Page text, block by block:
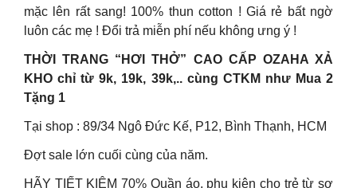
mặc lên rất sang! 100% thun cotton ! Giá rẻ bất ngờ
luôn các mẹ ! Đổi trả miễn phí nếu không ưng ý !
THỜI TRANG “HƠI THỞ” CAO CẤP OZAHA XẢ
KHO chỉ từ 9k, 19k, 39k,.. cùng CTKM như Mua 2
Tặng 1
Tại shop : 89/34 Ngô Đức Kế, P12, Bình Thạnh, HCM
Đợt sale lớn cuối cùng của năm.
HÃY TIẾT KIỆM 70% Quần áo, phụ kiện cho trẻ từ sơ